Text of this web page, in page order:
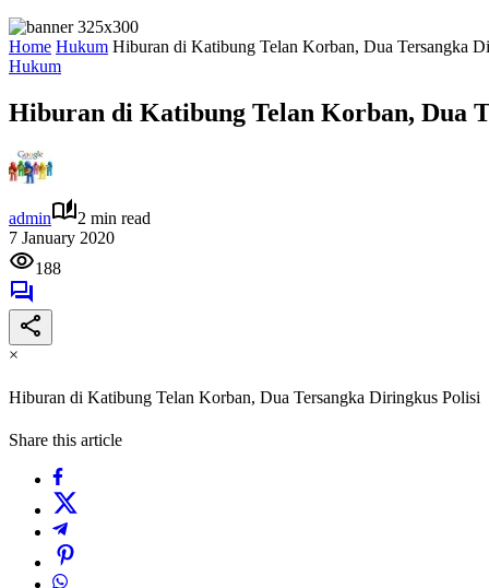
Home Hukum Hiburan di Katibung Telan Korban, Dua Tersangka
Hukum
Hiburan di Katibung Telan Korban, Dua
admin
2 min read
7 January 2020
188
×
Hiburan di Katibung Telan Korban, Dua Tersangka Diringkus Polisi
Share this article